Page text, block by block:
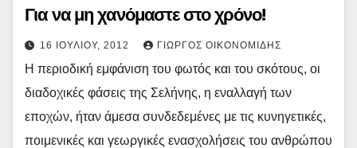
Για να μη χανόμαστε στο χρόνο!
16 ΙΟΥΛΊΟΥ, 2012 ΓΙΏΡΓΟΣ ΟΙΚΟΝΟΜΊΔΗΣ
Η περιοδική εμφάνιση του φωτός και του σκότους, οι
διαδοχικές φάσεις της Σελήνης, η εναλλαγή των
εποχών, ήταν άμεσα συνδεδεμένες με τις κυνηγετικές,
ποιμενικές και γεωργικές ενασχολήσεις του ανθρώπου